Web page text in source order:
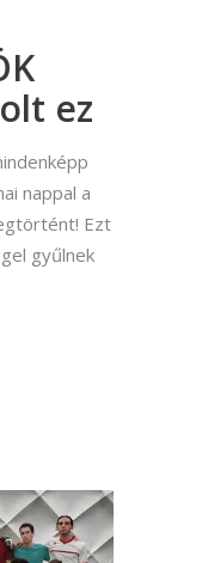
ez
nappal a
Ezt
gyűlnek